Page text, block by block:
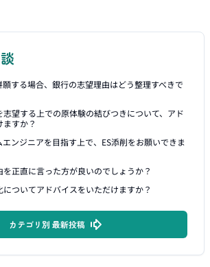
願する場合、銀行の志望理由はどう整理すべきで
望する上での原体験の結びつきについて、アド
すか？
ンジニアを目指す上で、ES添削をお願いできま
正直に言った方が良いのでしょうか？
ついてアドバイスをいただけますか？
カテゴリ別 最新投稿